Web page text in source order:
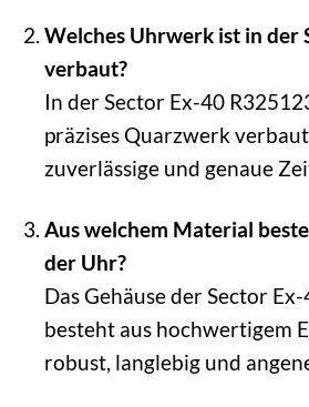
Welches Uhrwerk ist in der
verbaut?
In der Sector Ex-40
präzises Quarzwerk
zuverlässige und genaue
Aus welchem Material
der Uhr?
Das Gehäuse der Sector
besteht aus hochwertigem
robust, langlebig und